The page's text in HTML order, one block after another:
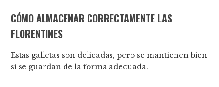
CÓMO ALMACENAR CORRECTAMENTE LAS
FLORENTINES
Estas galletas son delicadas, pero se mantienen bien
si se guardan de la forma adecuada.